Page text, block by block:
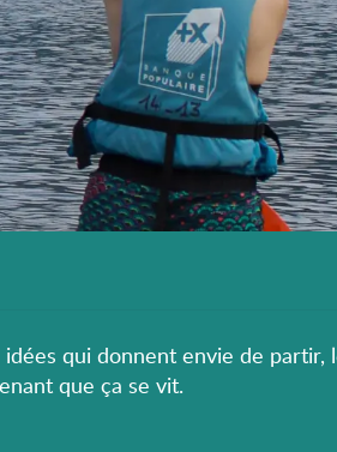
qui donnent envie de partir,
que ça se vit.